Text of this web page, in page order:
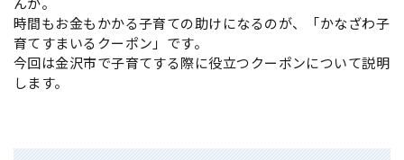
時間もお金もかかる子育ての助けになるのが、「かなざわ子
育てすまいるクーポン」です。
今回は金沢市で子育てする際に役立つクーポンについて説明
します。